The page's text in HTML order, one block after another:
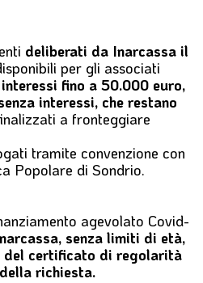
deliberati da Inarcassa il
per gli associati
fino a 50.000 euro,
interessi, che restano
a fronteggiare
tramite convenzione con
Popolare di Sondrio.
agevolato Covid-
senza limiti di età,
certificato di regolarità
richiesta.